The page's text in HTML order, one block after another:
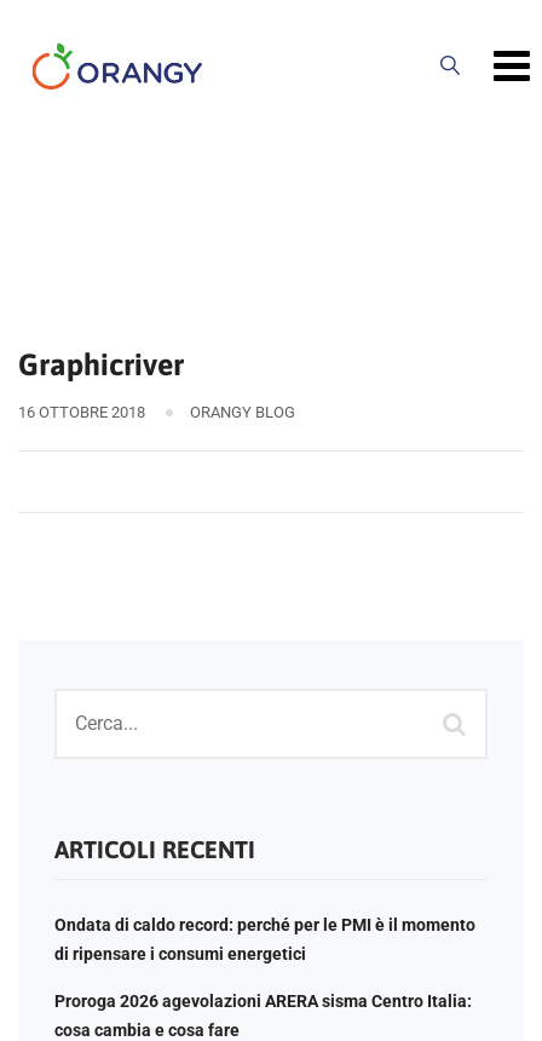
content
Graphicriver
16 OTTOBRE 2018 ORANGY BLOG
ARTICOLI RECENTI
Ondata di caldo record: perché per le PMI è il momento
di ripensare i consumi energetici
Proroga 2026 agevolazioni ARERA sisma Centro Italia:
cosa cambia e cosa fare